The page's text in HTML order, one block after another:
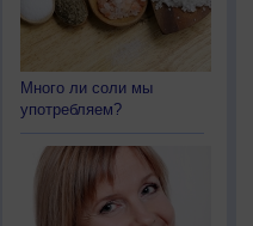
Много ли соли мы
употребляем?